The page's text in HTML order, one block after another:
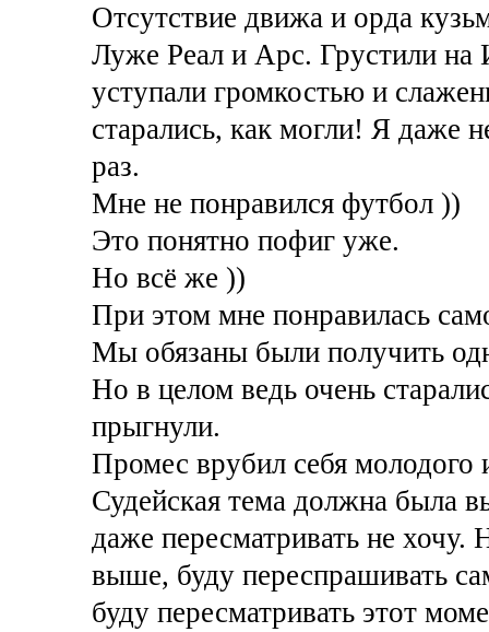
Отсутствие движа и орда
Луже Реал и Арс. Грустили
уступали громкостью и
старались, как могли! Я даже
раз.
Мне не понравился футбол ))
Это понятно пофиг уже.
Но всё же ))
При этом мне понравилась
Мы обязаны были получить
Но в целом ведь очень
прыгнули.
Промес врубил себя молодого
Судейская тема должна была
даже пересматривать не хочу.
выше, буду переспрашивать
буду пересматривать этот